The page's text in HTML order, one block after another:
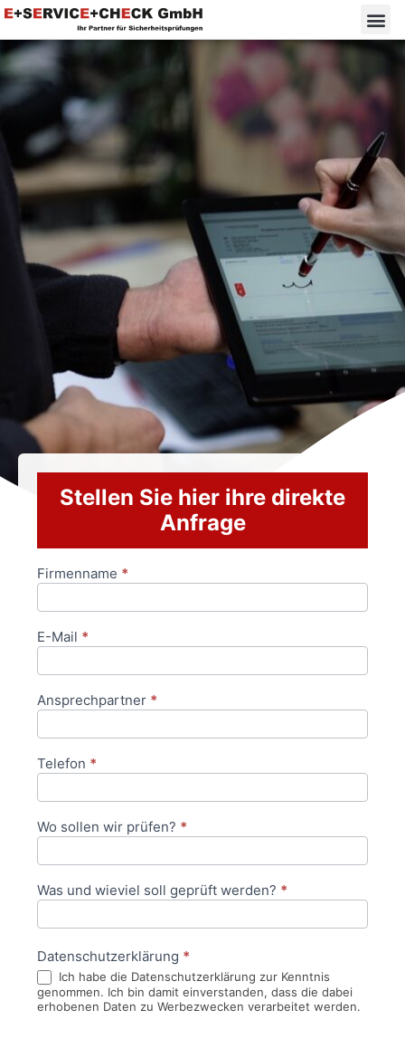
Stellen Sie hier ihre direkte
Anfrage
Anfrageformular
Firmenname *
E-Mail *
Ansprechpartner *
Telefon *
Wo sollen wir prüfen? *
Was und wieviel soll geprüft werden? *
Datenschutzerklärung *
Ich habe die Datenschutzerklärung zur Kenntnis
genommen. Ich bin damit einverstanden, dass die dabei
erhobenen Daten zu Werbezwecken verarbeitet werden.